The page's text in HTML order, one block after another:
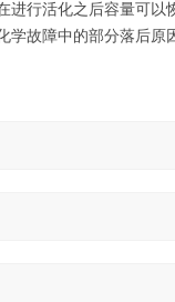
行活化之后容量可以
故障中的部分落后原